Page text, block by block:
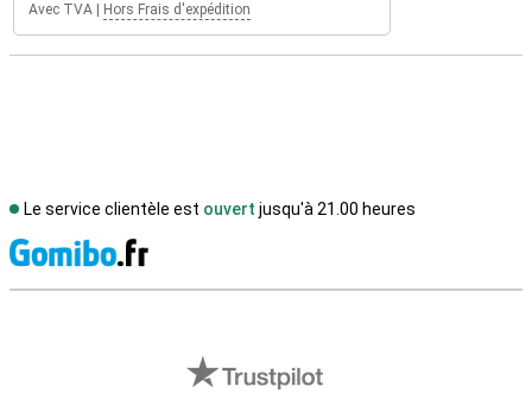
Avec TVA Hors Frais d'expédition
Le service clientèle est ouvert jusqu'à 21.00 heures